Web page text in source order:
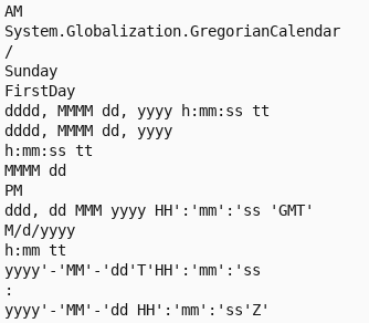
/
MMMM dd, yyyy h:mm:ss tt
MMMM dd, yyyy
tt
dd
dd MMM yyyy HH':'mm':'ss 'GMT'
d/yyyy
tt
'MM'-'dd'T'HH':'mm':'ss
:
yyyy'-'MM'-'dd HH':'mm':'ss'Z'